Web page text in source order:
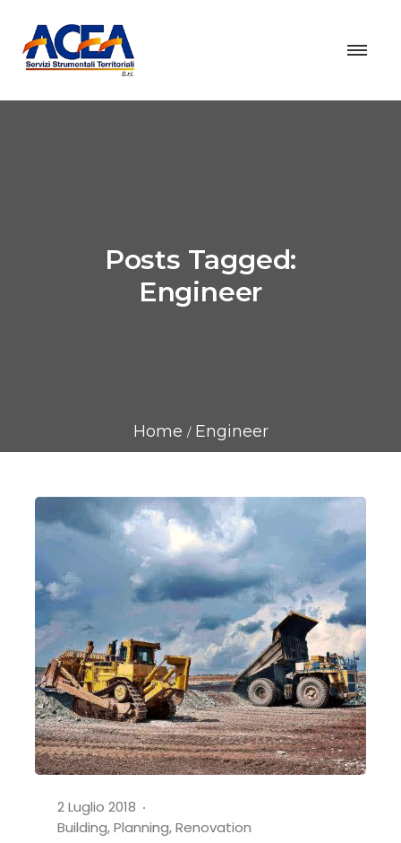
Posts Tagged:
Engineer
Home Engineer
2 Luglio 2018
Building,Planning,Renovation